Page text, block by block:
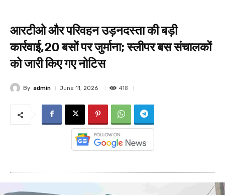
आरटीओ और परिवहन उड़नदस्ता की बड़ी
कार्रवाई,20 बसों पर जुर्माना; स्लीपर बस संचालकों
को जारी किए गए नोटिस
By admin June 11, 2026 418